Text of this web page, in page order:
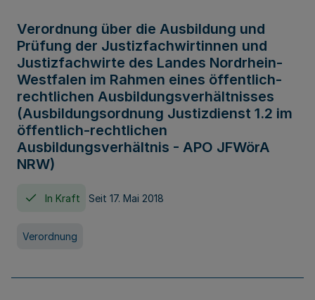
Verordnung über die Ausbildung und
Prüfung der Justizfachwirtinnen und
Justizfachwirte des Landes Nordrhein-
Westfalen im Rahmen eines öffentlich-
rechtlichen Ausbildungsverhältnisses
(Ausbildungsordnung Justizdienst 1.2 im
öffentlich-rechtlichen
Ausbildungsverhältnis - APO JFWörA
NRW)
In Kraft Seit 17. Mai 2018
Verordnung